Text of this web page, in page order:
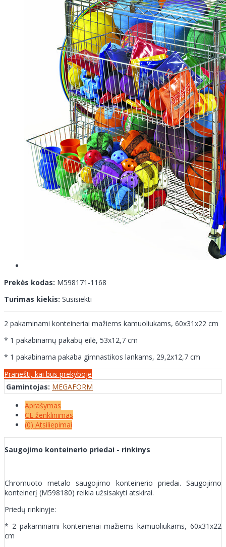
Prekės kodas: M598171-1168
Turimas kiekis: Susisiekti
2 pakaminami konteineriai mažiems kamuoliukams, 60x31x22 cm
* 1 pakabinamų pakabų eilė, 53x12,7 cm
* 1 pakabinama pakaba gimnastikos lankams, 29,2x12,7 cm
Pranešti, kai bus prekyboje
Gamintojas: MEGAFORM
Aprašymas
CE ženklinimas
(0) Atsiliepimai
Saugojimo konteinerio priedai - rinkinys
Chromuoto metalo saugojimo konteinerio priedai. Saugojimo
konteinerį (M598180) reikia užsisakyti atskirai.
Priedų rinkinyje:
* 2 pakaminami konteineriai mažiems kamuoliukams, 60x31x22
cm